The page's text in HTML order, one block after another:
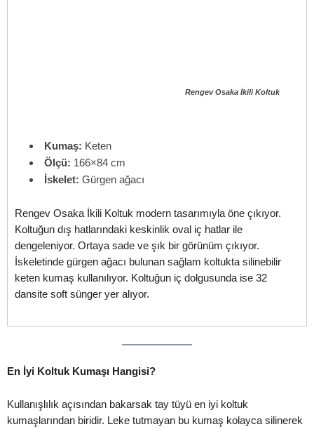
Rengev Osaka İkili Koltuk
Kumaş: Keten
Ölçü: 166×84 cm
İskelet: Gürgen ağacı
Rengev Osaka İkili Koltuk modern tasarımıyla öne çıkıyor.
Koltuğun dış hatlarındaki keskinlik oval iç hatlar ile
dengeleniyor. Ortaya sade ve şık bir görünüm çıkıyor.
İskeletinde gürgen ağacı bulunan sağlam koltukta silinebilir
keten kumaş kullanılıyor. Koltuğun iç dolgusunda ise 32
dansite soft sünger yer alıyor.
En İyi Koltuk Kumaşı Hangisi?
Kullanışlılık açısından bakarsak tay tüyü en iyi koltuk
kumaşlarından biridir. Leke tutmayan bu kumaş kolayca silinerek